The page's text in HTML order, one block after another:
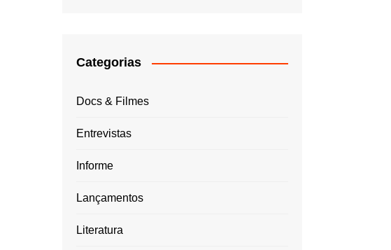
Categorias
Docs & Filmes
Entrevistas
Informe
Lançamentos
Literatura